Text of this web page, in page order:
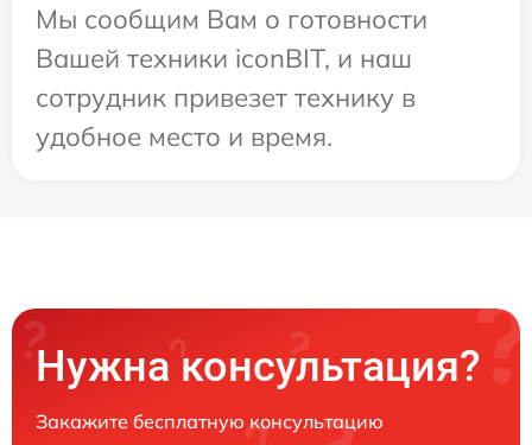
Мы сообщим Вам о готовности
Вашей техники iconBIT, и наш
сотрудник привезет технику в
удобное место и время.
Нужна консультация?
Закажите бесплатную консультацию